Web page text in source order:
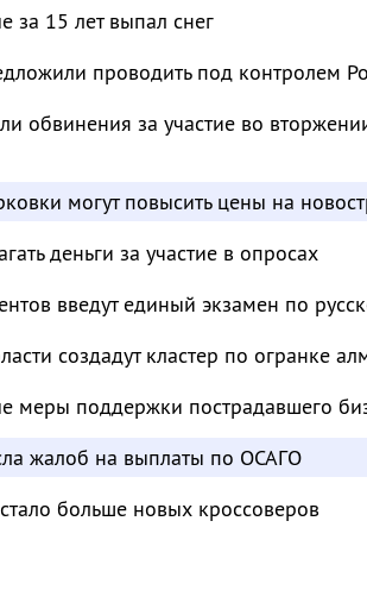
за 15 лет выпал снег
проводить под контролем
обвинения за участие во
могут повысить цены на
деньги за участие в опросах
введут единый экзамен по
создадут кластер по огранке
меры поддержки пострадавшего
жалоб на выплаты по ОСАГО
больше новых кроссоверов